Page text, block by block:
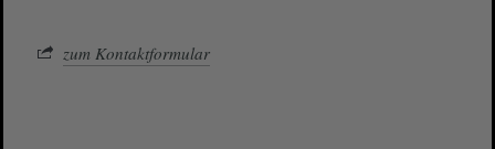
zum Kontaktformular